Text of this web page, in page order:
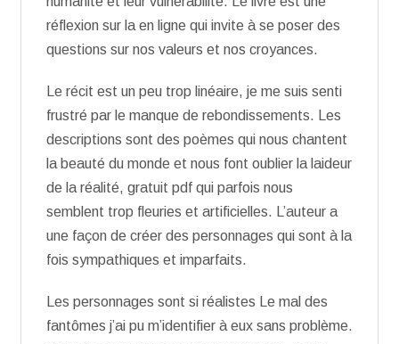
réflexion sur la en ligne qui invite à se poser des
questions sur nos valeurs et nos croyances.
Le récit est un peu trop linéaire, je me suis senti
frustré par le manque de rebondissements. Les
descriptions sont des poèmes qui nous chantent
la beauté du monde et nous font oublier la laideur
de la réalité, gratuit pdf qui parfois nous
semblent trop fleuries et artificielles. L’auteur a
une façon de créer des personnages qui sont à la
fois sympathiques et imparfaits.
Les personnages sont si réalistes Le mal des
fantômes j’ai pu m’identifier à eux sans problème.